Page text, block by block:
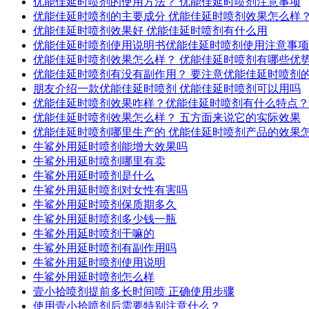
优能佳延时喷剂的主要成分 优能佳延时喷剂效果怎么样？
优能佳延时喷剂效果好 优能佳延时喷剂有什么用
优能佳延时喷剂使用说明书优能佳延时喷剂使用注意事项
优能佳延时喷剂效果怎么样？ 优能佳延时喷剂有哪些优
优能佳延时喷剂有没有副作用？ 要注意优能佳延时喷剂
朋友介绍一款优能佳延时喷剂 优能佳延时喷剂可以用吗
优能佳延时喷剂效果咋样？优能佳延时喷剂有什么特点？
优能佳延时喷剂效果怎么样？ 五方面来说它的实际效果
优能佳延时喷剂哪里生产的 优能佳延时喷剂产品的效果
牛鲨外用延时喷剂能增大效果吗
牛鲨外用延时喷剂哪里有卖
牛鲨外用延时喷剂是什么
牛鲨外用延时喷剂对女性有害吗
牛鲨外用延时喷剂保质期多久
牛鲨外用延时喷剂多少钱一瓶
牛鲨外用延时喷剂干嘛的
牛鲨外用延时喷剂有副作用吗
牛鲨外用延时喷剂使用说明
牛鲨外用延时喷剂怎么样
壹小拾喷剂提前多长时间喷 正确使用步骤
使用壹小拾喷剂后需要特别注意什么？